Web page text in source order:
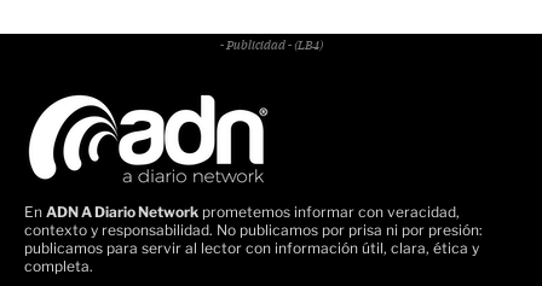
- Publicidad - (LB4)
En ADN A Diario Network prometemos informar con veracidad,
contexto y responsabilidad. No publicamos por prisa ni por presión:
publicamos para servir al lector con información útil, clara, ética y
completa.